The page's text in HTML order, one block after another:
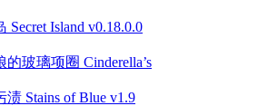
Island v0.18.0.0
玻璃项圈 Cinderella’s
Stains of Blue v1.9